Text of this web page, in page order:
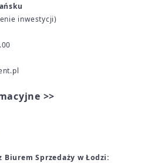
inwestycji)
>>
Sprzedaży w Łodzi: